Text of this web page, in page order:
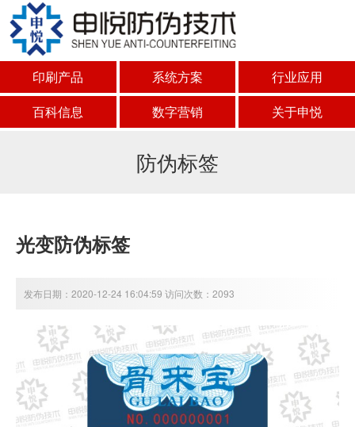
印刷产品 系统方案
行业应用
百科信息
数字营销 关于申悦
防伪标签
光变防伪标签
发布日期：2020-12-24 16:04:59 访问次数：2093